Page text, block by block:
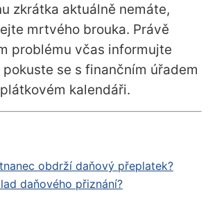
zkrátka aktuálně nemáte,
mrtvého brouka. Právě
problému včas informujte
se s finančním úřadem
kalendáři.
obdrží daňový přeplatek?
daňového přiznání?